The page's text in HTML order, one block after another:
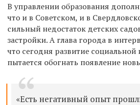
В управлении образования
что и в Советском, и в
сильный недостаток детских
застройки. А глава города в
что сегодня развитие
пытается обогнать появление
«Есть негативный опыт